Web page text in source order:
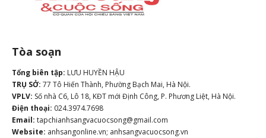
Tòa soạn
Tổng biên tập: LƯU HUYỀN HẬU
TRỤ SỞ: 77 Tô Hiến Thành, Phường Bạch Mai, Hà Nội.
VPLV: Số nhà C6, Lô 18, KĐT mới Định Công, P. Phương Liệt, Hà Nội.
Điện thoại: 024.3974.7698
Email: tapchianhsangvacuocsong@gmail.com
Website: anhsangonline.vn; anhsangvacuocsong.vn